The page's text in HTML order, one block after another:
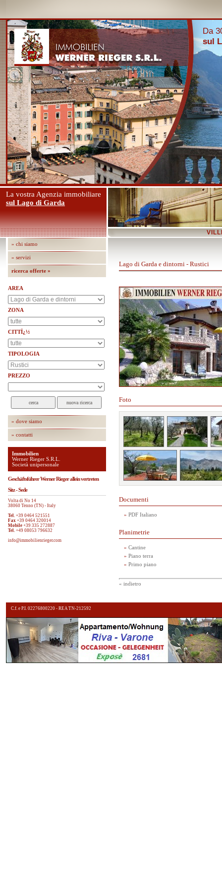
Da
sul
La vostra Agenzia immobiliare
sul Lago di Garda
» chi siamo
» servizi
ricerca offerte »
AREA
ZONA
CITTÏ¿½
TIPOLOGIA
PREZZO
» dove siamo
» contatti
Immobilien
Werner Rieger S.R.L.
Società unipersonale
Geschäftsführer Werner Rieger allein vertreten
Sitz - Sede
Volta di No 14
38060 Tenno (TN) - Italy
Tel. +39 0464 521551
Fax +39 0464 320014
Mobile +39 335 272887
Tel. +49 08053 796632
info@immobilienrieger.com
Lago di Garda e dintorni - Rustici
Foto
Documenti
» PDF Italiano
Planimetrie
» Cantine
» Piano terra
» Primo piano
« indietro
C.f. e P.I. 02276800220 - REA TN-212592